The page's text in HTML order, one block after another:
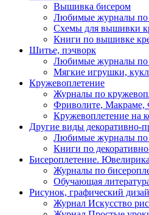
Вышивка бисером
Любимые журналы
Схемы для вышивки
Книги по вышивке
Шитье, пэчворк
Любимые журналы
Мягкие игрушки,
Кружевоплетение
Журналы по
Фриволите,
Кружевоплетение на
Другие виды декоративно-
Любимые журналы по
Книги по
Бисероплетение.
Журналы по
Обучающая
Рисунок, графический
Журнал Искусство